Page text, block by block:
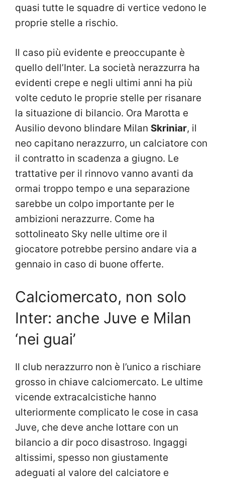
quasi tutte le squadre di vertice vedono le
proprie stelle a rischio.
Il caso più evidente e preoccupante è
quello dell’Inter. La società nerazzurra ha
evidenti crepe e negli ultimi anni ha più
volte ceduto le proprie stelle per risanare
la situazione di bilancio. Ora Marotta e
Ausilio devono blindare Milan Skriniar, il
neo capitano nerazzurro, un calciatore con
il contratto in scadenza a giugno. Le
trattative per il rinnovo vanno avanti da
ormai troppo tempo e una separazione
sarebbe un colpo importante per le
ambizioni nerazzurre. Come ha
sottolineato Sky nelle ultime ore il
giocatore potrebbe persino andare via a
gennaio in caso di buone offerte.
Calciomercato, non solo
Inter: anche Juve e Milan
‘nei guai’
Il club nerazzurro non è l’unico a rischiare
grosso in chiave calciomercato. Le ultime
vicende extracalcistiche hanno
ulteriormente complicato le cose in casa
Juve, che deve anche lottare con un
bilancio a dir poco disastroso. Ingaggi
altissimi, spesso non giustamente
adeguati al valore del calciatore e